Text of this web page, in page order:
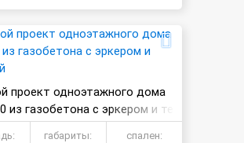
проект одноэтажного дома
из газобетона с эркером и те
габариты: спален: